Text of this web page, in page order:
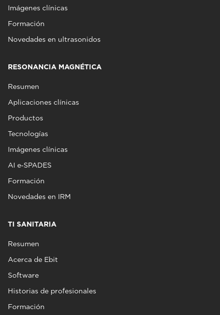
Imágenes clínicas
Formación
Novedades en ultrasonidos
RESONANCIA MAGNÉTICA
Resumen
Aplicaciones clínicas
Productos
Tecnologías
Imágenes clínicas
AI e‑SPADES
Formación
Novedades en IRM
TI SANITARIA
Resumen
Acerca de Ebit
Software
Historias de profesionales
Formación